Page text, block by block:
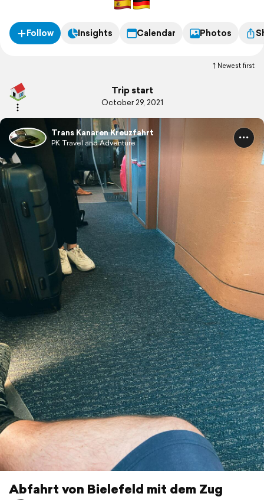
Follow Insights Calendar Photos
Newest first
Trip start
October 29, 2021
Trans Kanaren Kreuzfahrt
PK Travel and Adventure
Abfahrt von Bielefeld mit dem Zug